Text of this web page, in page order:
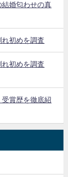
婚匂わせの真
初めを調査
初めを調査
賞歴を徹底紹